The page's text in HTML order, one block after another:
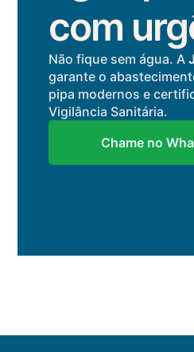
com
Não fique sem água. A
garante o
pipa modernos e
Vigilância Sanitária.
Chame no